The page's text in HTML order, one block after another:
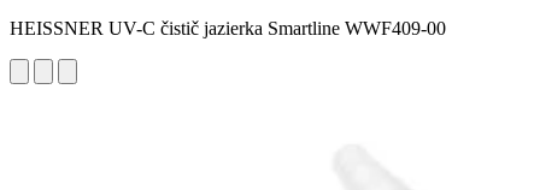
HEISSNER UV-C čistič jazierka Smartline WWF409-00